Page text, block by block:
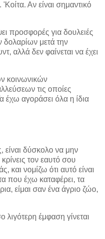
'Κοίτα. Αν είναι σημαντικό
προσφορές για δουλειές
δολαρίων μετά την
αλλά δεν φαίνεται να έχει
κοινωνικών
τις οποίες
έχω αγοράσει όλα η ίδια
είναι δύσκολο να μην
τον εαυτό σου
και νομίζω ότι αυτό είναι
που έχω καταφέρει, τα
είμαι σαν ένα άγριο ζώο,
λιγότερη έμφαση γίνεται